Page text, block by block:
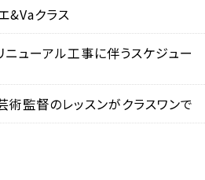
&Vaクラス
ューアル工事に伴うスケジュー
術監督のレッスンがクラスワンで